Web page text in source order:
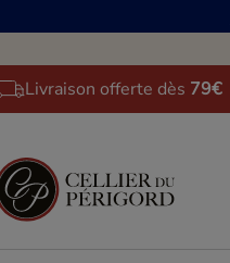
Livraison offerte dès 79€